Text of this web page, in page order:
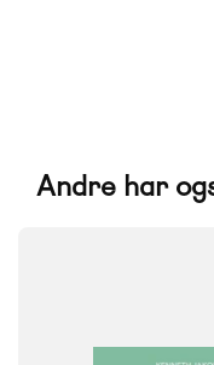
Andre har
0. klasse 1. klasse 2.